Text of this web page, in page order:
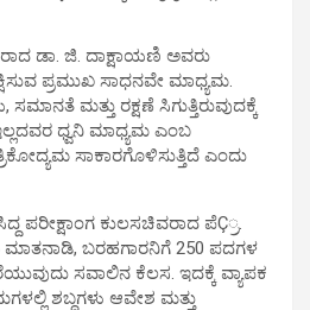
ಡಾ. ಜಿ. ದಾಕ್ಷಾಯಣಿ ಅವರು
ಪ್ರಮುಖ ಸಾಧನವೇ ಮಾಧ್ಯಮ.
ಮತ್ತು ರಕ್ಷಣೆ ಸಿಗುತ್ತಿರುವುದಕ್ಕೆ
ಧ್ವನಿ ಮಾಧ್ಯಮ ಎಂಬ
ಸಾಕಾರಗೊಳಿಸುತ್ತಿದೆ ಎಂದು
ಪರೀಕ್ಷಾಂಗ ಕುಲಸಚಿವರಾದ ಪೆÇ್ರ.
ಬರಹಗಾರನಿಗೆ 250 ಪದಗಳ
ಸವಾಲಿನ ಕೆಲಸ. ಇದಕ್ಕೆ ವ್ಯಾಪಕ
ಶಬ್ದಗಳು ಆವೇಶ ಮತ್ತು